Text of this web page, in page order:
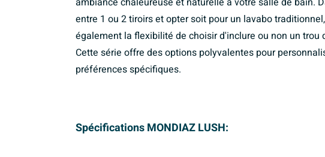
entre 1 ou 2 tiroirs et opter soit pour un lavabo
également la flexibilité de choisir d'inclure ou non un
Cette série offre des options polyvalentes pour
préférences spécifiques.
Spécifications MONDIAZ LUSH: